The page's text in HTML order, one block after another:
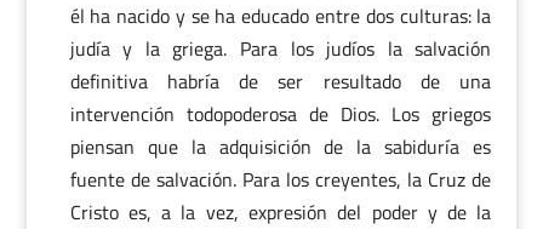
él ha nacido y se ha educado entre dos culturas: la
judía y la griega. Para los judíos la salvación
definitiva habría de ser resultado de una
intervención todopoderosa de Dios. Los griegos
piensan que la adquisición de la sabiduría es
fuente de salvación. Para los creyentes, la Cruz de
Cristo es, a la vez, expresión del poder y de la